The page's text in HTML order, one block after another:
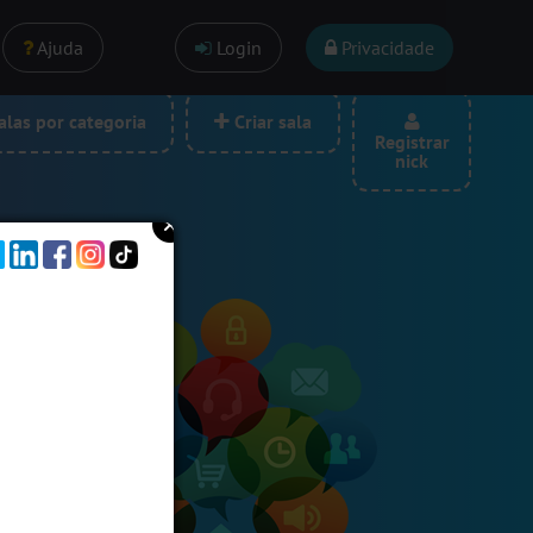
Ajuda Login Privacidade
por categoria
Criar sala
Registrar
nick